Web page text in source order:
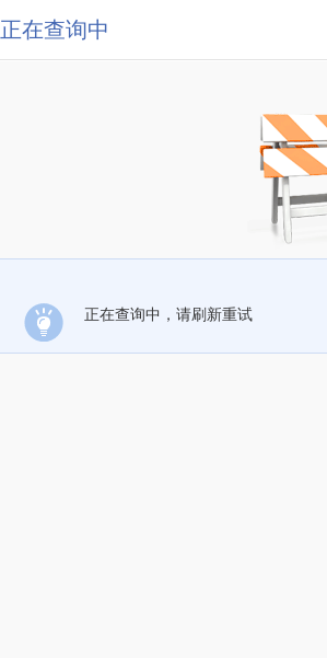
正在查询中
正在查询中，请刷新重试